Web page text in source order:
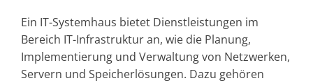
Ein IT-Systemhaus bietet Dienstleistungen im
Bereich IT-Infrastruktur an, wie die Planung,
Implementierung und Verwaltung von Netzwerken,
Servern und Speicherlösungen. Dazu gehören